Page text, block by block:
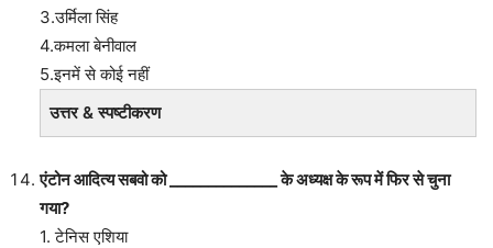
3.उर्मिला सिंह
4.कमला बेनीवाल
5.इनमें से कोई नहीं
उत्तर & स्पष्टीकरण
एंटोन आदित्य सबवो को ______________ के अध्यक्ष के रूप में फिर से चुना
गया?
1. टेनिस एशिया